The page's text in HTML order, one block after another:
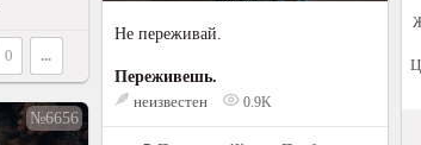
0 ...
Не переживай.
Переживешь.
неизвестен
0.9K
№6656